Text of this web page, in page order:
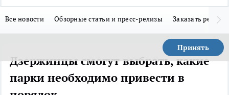
Все новости Обзорные статьи и пресс-релизы Заказать
Принять
Дзержинцы смогут выбрать, какие
парки необходимо привести в